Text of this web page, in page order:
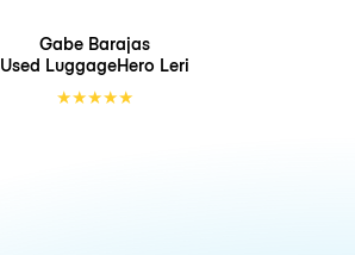
Gabe Barajas
Used LuggageHero Leri
★★★★★